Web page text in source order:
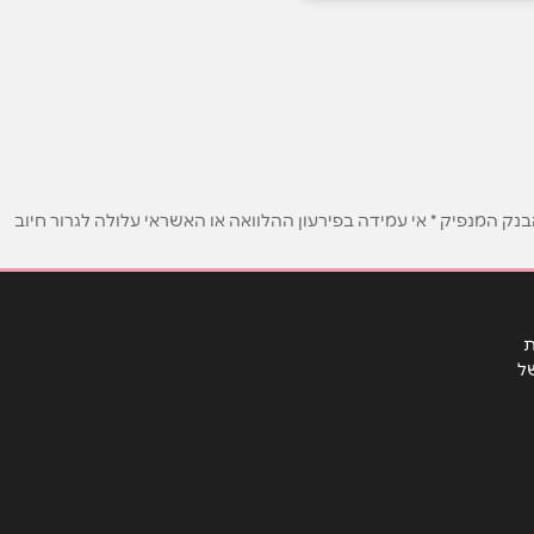
* אי עמידה בפירעון ההלוואה או האשראי עלולה לגרור חיוב